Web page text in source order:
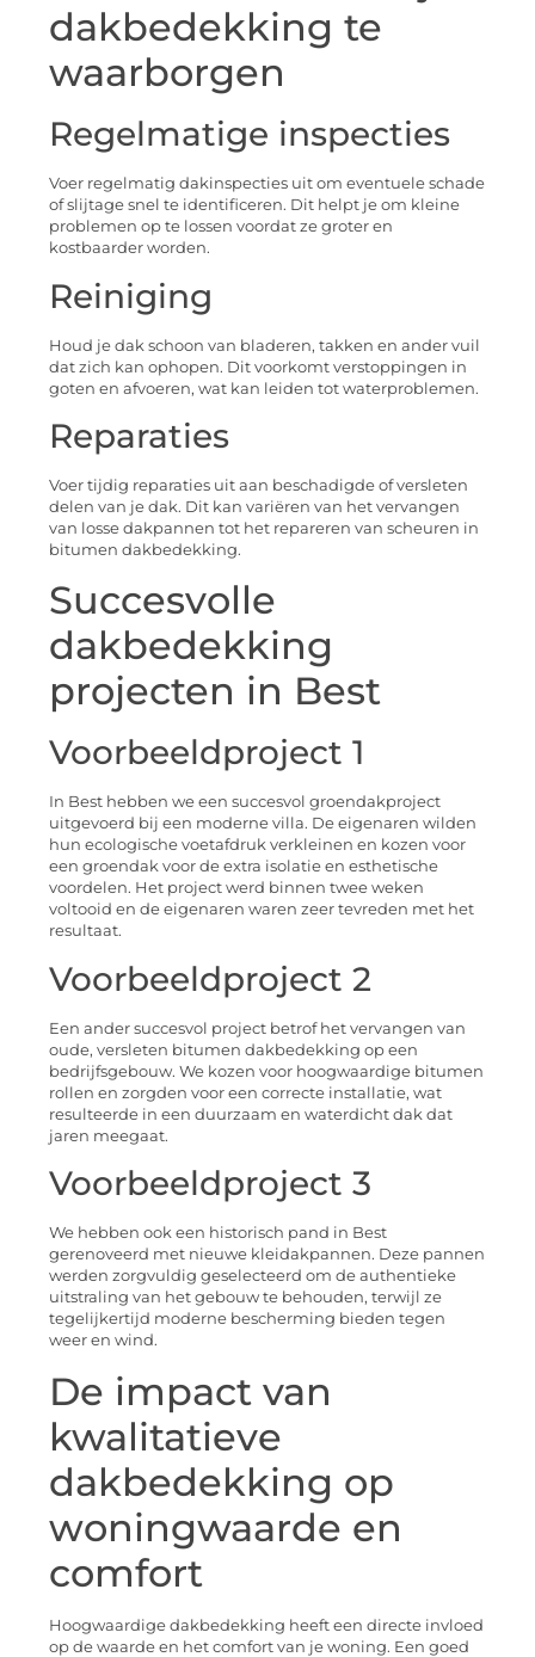
dakbedekking te
waarborgen
Regelmatige inspecties
Voer regelmatig dakinspecties uit om eventuele schade
of slijtage snel te identificeren. Dit helpt je om kleine
problemen op te lossen voordat ze groter en
kostbaarder worden.
Reiniging
Houd je dak schoon van bladeren, takken en ander vuil
dat zich kan ophopen. Dit voorkomt verstoppingen in
goten en afvoeren, wat kan leiden tot waterproblemen.
Reparaties
Voer tijdig reparaties uit aan beschadigde of versleten
delen van je dak. Dit kan variëren van het vervangen
van losse dakpannen tot het repareren van scheuren in
bitumen dakbedekking.
Succesvolle
dakbedekking
projecten in Best
Voorbeeldproject 1
In Best hebben we een succesvol groendakproject
uitgevoerd bij een moderne villa. De eigenaren wilden
hun ecologische voetafdruk verkleinen en kozen voor
een groendak voor de extra isolatie en esthetische
voordelen. Het project werd binnen twee weken
voltooid en de eigenaren waren zeer tevreden met het
resultaat.
Voorbeeldproject 2
Een ander succesvol project betrof het vervangen van
oude, versleten bitumen dakbedekking op een
bedrijfsgebouw. We kozen voor hoogwaardige bitumen
rollen en zorgden voor een correcte installatie, wat
resulteerde in een duurzaam en waterdicht dak dat
jaren meegaat.
Voorbeeldproject 3
We hebben ook een historisch pand in Best
gerenoveerd met nieuwe kleidakpannen. Deze pannen
werden zorgvuldig geselecteerd om de authentieke
uitstraling van het gebouw te behouden, terwijl ze
tegelijkertijd moderne bescherming bieden tegen
weer en wind.
De impact van
kwalitatieve
dakbedekking op
woningwaarde en
comfort
Hoogwaardige dakbedekking heeft een directe invloed
op de waarde en het comfort van je woning. Een goed